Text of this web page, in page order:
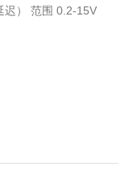
迟） 范围 0.2-15V